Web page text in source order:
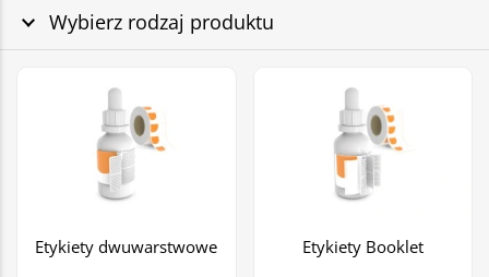
Wybierz rodzaj produktu
Etykiety dwuwarstwowe Etykiety Booklet